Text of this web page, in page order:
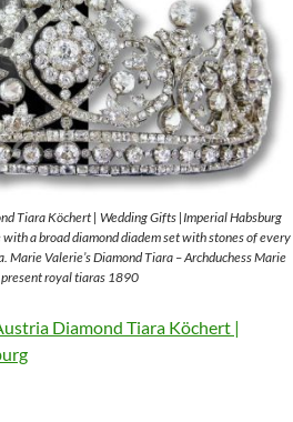
Tiara Köchert | Wedding Gifts |Imperial Habsburg
a broad diamond diadem set with stones of every
Marie Valerie’s Diamond Tiara – Archduchess Marie
present royal tiaras 1890
Diamond Tiara Köchert |